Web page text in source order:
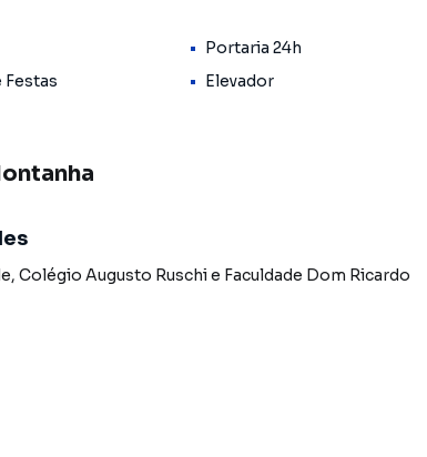
iluminação natural e ventilação que
acabamento, combinando elegância e
contribuindo para uma rotina mais organizada.
imediata, sem necessidade de investimentos
Portaria 24h
Festas Elevador
, Colégio Augusto Ruschie Faculdade Dom Ricardo